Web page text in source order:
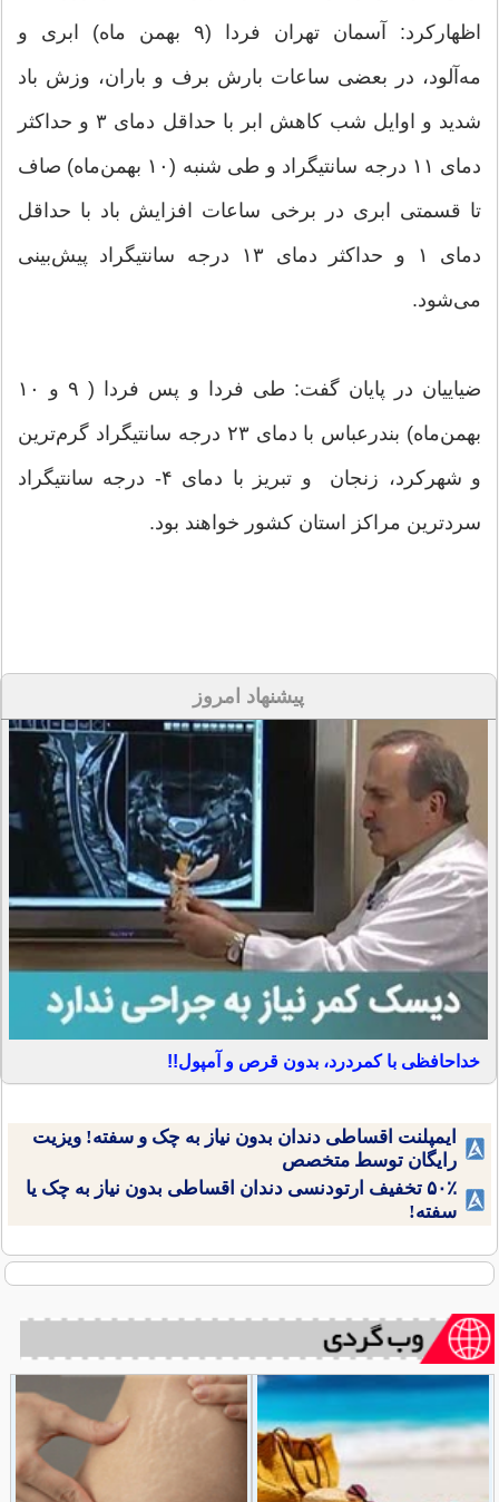
اظهارکرد: آسمان تهران فردا (۹ بهمن ماه) ابری و
مه‌آلود، در بعضی ساعات‌ بارش برف و باران، وزش باد
شدید و اوایل شب کاهش ابر با حداقل دمای ۳ و حداکثر
دمای ۱۱ درجه سانتیگراد و طی ‌شنبه (۱۰ بهمن‌ماه) صاف
تا قسمتی ابری در برخی ساعات‌ افزایش باد با حداقل
دمای ۱ و حداکثر دمای ۱۳ درجه سانتیگراد پیش‌بینی
می‌شود.
ضیاییان در پایان گفت: طی فردا و پس فردا ( ۹ و ۱۰
بهمن‌ماه) بندرعباس با دمای ۲۳ درجه سانتیگراد گرم‌ترین
و شهرکرد، زنجان و تبریز با دمای ۴- درجه سانتیگراد
سردترین مراکز استان‌ کشور خواهند بود.
پیشنهاد امروز
خداحافظی با کمردرد، بدون قرص و آمپول!!
ایمپلنت اقساطی دندان بدون نیاز به چک و سفته! ویزیت
رایگان توسط متخصص
۵۰٪ تخفیف ارتودنسی دندان اقساطی بدون نیاز به چک یا
سفته!